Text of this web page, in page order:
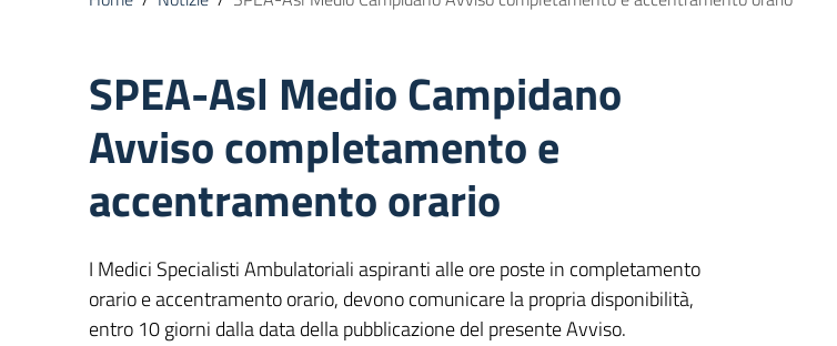
SPEA-Asl Medio Campidano
Avviso completamento e
accentramento orario
I Medici Specialisti Ambulatoriali aspiranti alle ore poste in completamento
orario e accentramento orario, devono comunicare la propria disponibilità,
entro 10 giorni dalla data della pubblicazione del presente Avviso.